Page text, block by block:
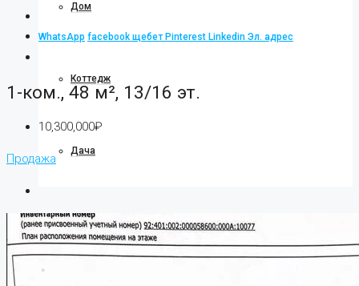
Дом
Коттедж
Дача
Ипотека
WhatsApp facebook щебет Pinterest Linkedin Эл. адрес
1-ком., 48 м², 13/16 эт.
10,300,000₽
Продажа